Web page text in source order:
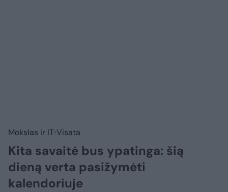
Mokslas ir IT Visata
Kita savaitė bus ypatinga: šią
dieną verta pasižymėti
kalendoriuje